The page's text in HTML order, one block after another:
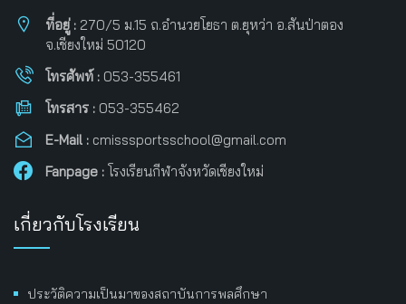
ที่อยู่ : 270/5 ม.15 ถ.อำนวยโยธา ต.ยุหว่า อ.สันป่าตอง
จ.เชียงใหม่ 50120
โทรศัพท์ : 053-355461
โทรสาร : 053-355462
E-Mail : cmisssportsschool@gmail.com
Fanpage : โรงเรียนกีฬาจังหวัดเชียงใหม่
เกี่ยวกับโรงเรียน
ประวัติความเป็นมาของสถาบันการพลศึกษา